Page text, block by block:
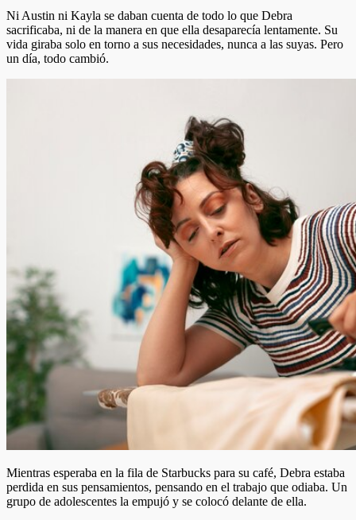
Ni Austin ni Kayla se daban cuenta de todo lo que Debra
sacrificaba, ni de la manera en que ella desaparecía lentamente. Su
vida giraba solo en torno a sus necesidades, nunca a las suyas. Pero
un día, todo cambió.
Mientras esperaba en la fila de Starbucks para su café, Debra estaba
perdida en sus pensamientos, pensando en el trabajo que odiaba. Un
grupo de adolescentes la empujó y se colocó delante de ella.